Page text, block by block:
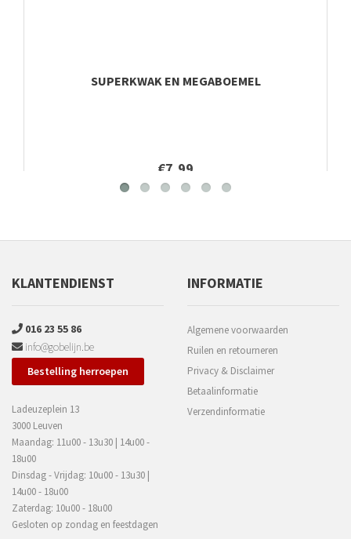
SUPERKWAK EN MEGABOEMEL
€7,99
KLANTENDIENST
016 23 55 86
info@gobelijn.be
Bestelling herroepen
Ladeuzeplein 13
3000 Leuven
Maandag: 11u00 - 13u30 | 14u00 -
18u00
Dinsdag - Vrijdag: 10u00 - 13u30 |
14u00 - 18u00
Zaterdag: 10u00 - 18u00
Gesloten op zondag en feestdagen
INFORMATIE
Algemene voorwaarden
Ruilen en retourneren
Privacy & Disclaimer
Betaalinformatie
Verzendinformatie